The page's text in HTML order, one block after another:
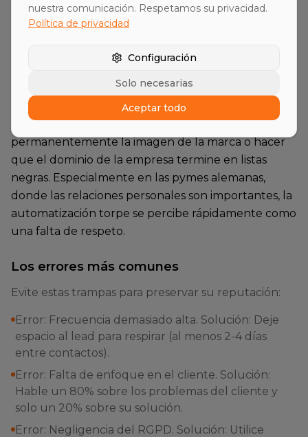
Factores de Riesgo y Errores
A pesar de sus ventajas, la automatización de las
secuencias de alcance conlleva riesgos. Si la
secuencia parece demasiado genérica, puede dañar
permanentemente la imagen de la marca o hacer
que el dominio de la empresa termine en listas
negras. Especialmente en las pymes alemanas,
donde las relaciones personales son importantes, la
automatización torpe se percibe rápidamente como
una falta de respeto.
Los errores más comunes
Evite estas trampas para preservar su reputación:
Error: Frecuencia demasiado alta. Solución: Deje
espacio al lead para respirar (al menos 2-4 días
entre contactos).
Error: Falta de enfoque en el cliente. Solución:
Hable un 80% sobre los problemas del cliente y
solo un 20% sobre su solución.
Error: Negligencia del RGPD. Solución: Utilice
nuestra comunicación. Respetamos su privacidad.
Política de privacidad
Configuración
Solo necesarias
Aceptar todo